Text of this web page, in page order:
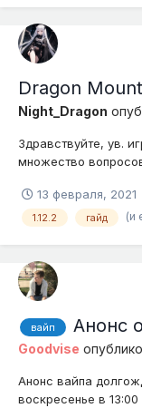
Dragon
Night_Dragon
Здравствуйте, ув.
множество
специально для
питомца ;3 1
13 февраля, 2021
1.12.2 гайд (и
вайп Анонс
Goodvise
Анонс вайпа
воскресенье в